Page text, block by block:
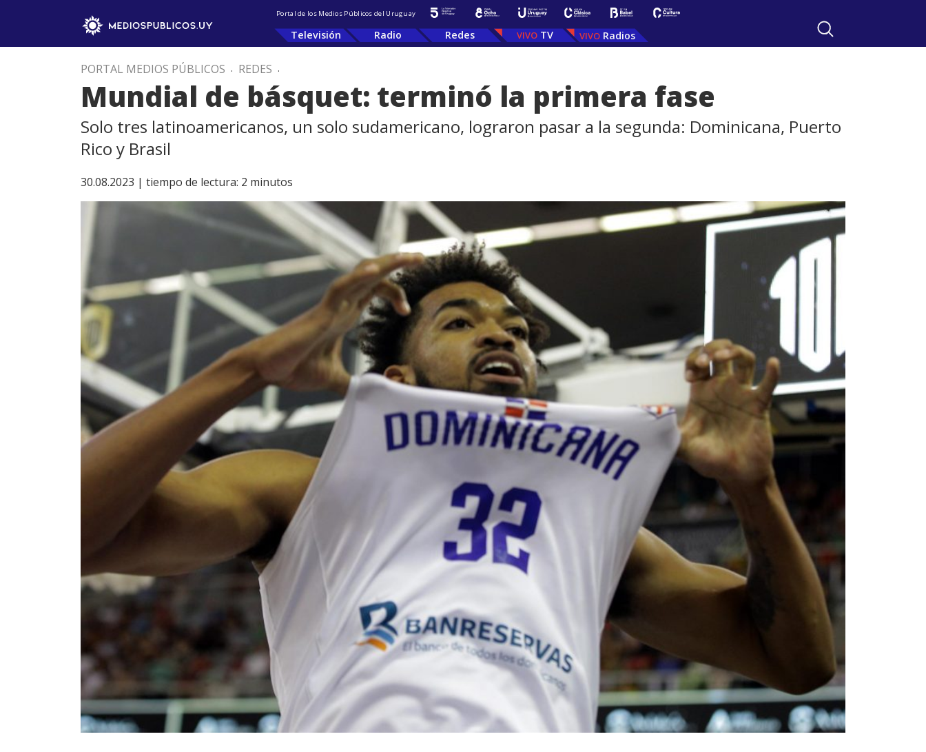
Portal de los Medios Públicos del Uruguay
Televisión Radio Redes TV Radios
PORTAL MEDIOS PÚBLICOS . REDES .
Mundial de básquet: terminó la primera fase
Solo tres latinoamericanos, un solo sudamericano, lograron pasar a la segunda: Dominicana, Puerto
Rico y Brasil
30.08.2023 | tiempo de lectura: 2 minutos